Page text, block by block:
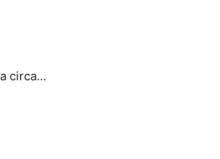
circa...